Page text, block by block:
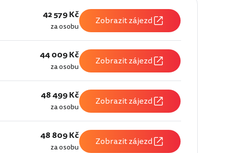
42 579 Kč
za osobu Zobrazit zájezd
44 009 Kč
za osobu Zobrazit zájezd
48 499 Kč
za osobu Zobrazit zájezd
48 809 Kč
za osobu Zobrazit zájezd